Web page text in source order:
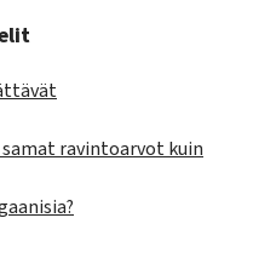
samat ravintoarvot kuin